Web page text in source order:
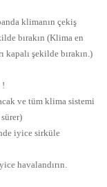
klimanın çekiş
bırakın (Klima en
şekilde bırakın.)
!
ve tüm klima sistemi
iyice sirküle
havalandırın.